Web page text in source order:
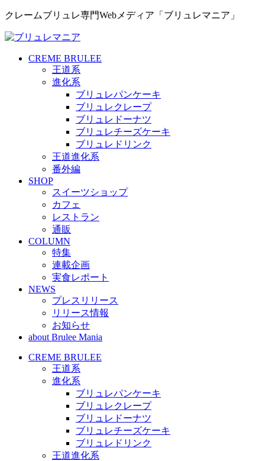
クレームブリュレ専門Webメディア「ブリュレマニア」
CREME BRULEE
王道系
進化系
ブリュレパンケーキ
ブリュレクレープ
ブリュレドーナツ
ブリュレチーズケーキ
ブリュレドリンク
王道進化系
番外編
SHOP
スイーツショップ
カフェ
レストラン
通販
COLUMN
特集
連載企画
実食レポート
NEWS
プレスリリース
リリース情報
お知らせ
about Brulee Mania
CREME BRULEE
王道系
進化系
ブリュレパンケーキ
ブリュレクレープ
ブリュレドーナツ
ブリュレチーズケーキ
ブリュレドリンク
王道進化系